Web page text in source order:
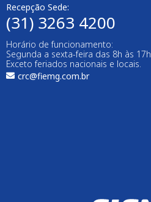
Recepção Sede:
(31) 3263 4200
Horário de funcionamento:
Segunda a sexta-feira das 8h às 17h
Exceto feriados nacionais e locais.
crc@fiemg.com.br